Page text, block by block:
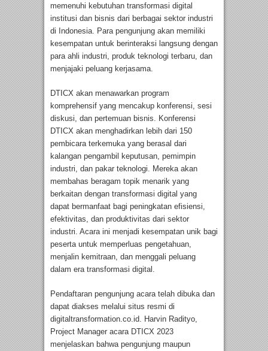
memenuhi kebutuhan transformasi digital
institusi dan bisnis dari berbagai sektor industri
di Indonesia. Para pengunjung akan memiliki
kesempatan untuk berinteraksi langsung dengan
para ahli industri, produk teknologi terbaru, dan
menjajaki peluang kerjasama.
DTICX akan menawarkan program
komprehensif yang mencakup konferensi, sesi
diskusi, dan pertemuan bisnis. Konferensi
DTICX akan menghadirkan lebih dari 150
pembicara terkemuka yang berasal dari
kalangan pengambil keputusan, pemimpin
industri, dan pakar teknologi. Mereka akan
membahas beragam topik menarik yang
berkaitan dengan transformasi digital yang
dapat bermanfaat bagi peningkatan efisiensi,
efektivitas, dan produktivitas dari sektor
industri. Acara ini menjadi kesempatan unik bagi
peserta untuk memperluas pengetahuan,
menjalin kemitraan, dan menggali peluang
dalam era transformasi digital.
Pendaftaran pengunjung acara telah dibuka dan
dapat diakses melalui situs resmi di
digitaltransformation.co.id. Harvin Radityo,
Project Manager acara DTICX 2023
menjelaskan bahwa pengunjung maupun